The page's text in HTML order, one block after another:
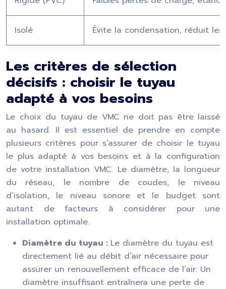
Isolé Évite la condensation, réduit
Les critères de sélection
décisifs : choisir le tuyau
adapté à vos besoins
Le choix du tuyau de VMC ne doit pas être laissé
au hasard. Il est essentiel de prendre en compte
plusieurs critères pour s’assurer de choisir le tuyau
le plus adapté à vos besoins et à la configuration
de votre installation VMC. Le diamètre, la longueur
du réseau, le nombre de coudes, le niveau
d’isolation, le niveau sonore et le budget sont
autant de facteurs à considérer pour une
installation optimale.
Diamètre du tuyau : Le diamètre du tuyau est
directement lié au débit d’air nécessaire pour
assurer un renouvellement efficace de l’air. Un
diamètre insuffisant entraînera une perte de